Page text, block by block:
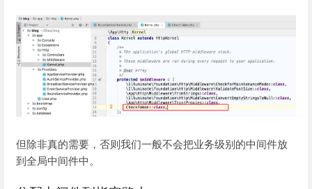
但除非真的需要，否则我们一般不会把业务级别的中间件放
到全局中间件中。